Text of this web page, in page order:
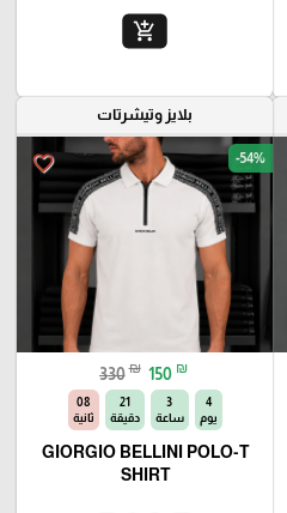
add_shopping_cart
بلايز وتيشرتات
favorite_border -54%
330 ₪ 150 ₪
4
يوم
3
ساعة
21
دقيقة
06
ثانية
GIORGIO BELLINI POLO-T
SHIRT